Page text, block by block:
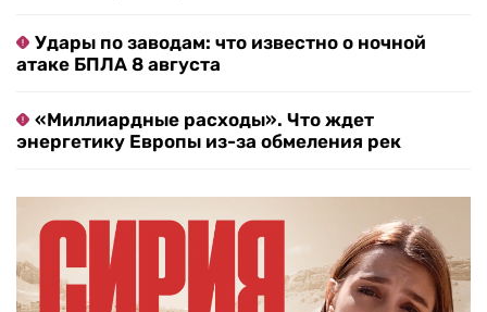
Удары по заводам: что известно о ночной
атаке БПЛА 8 августа
«Миллиардные расходы». Что ждет
энергетику Европы из-за обмеления рек